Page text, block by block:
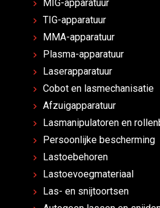
MIG-apparatuur
TIG-apparatuur
MMA-apparatuur
Plasma-apparatuur
Laserapparatuur
Cobot en lasmechanisatie
Afzuigapparatuur
Lasmanipulatoren en
Persoonlijke bescherming
Lastoebehoren
Lastoevoegmateriaal
Las- en snijtoortsen